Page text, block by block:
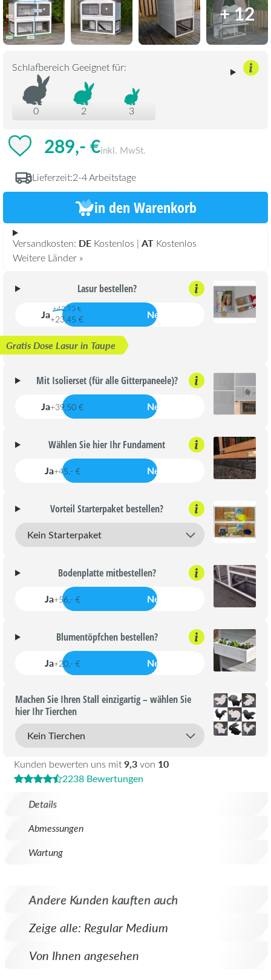
+ 12
Details
Abmessungen
Wartung
Schlafbereich Geeignet für:
0 2 3
289,- €inkl. MwSt.
Lieferzeit:2-4 Arbeitstage
in den Warenkorb
Versandkosten: DE Kostenlos | AT Kostenlos
Weitere Länder »
Kunden bewerten uns mit9,3von 10
2238 Bewertungen
Lasur bestellen?
Ja +42,95 €
+23,45 € Nein
Gratis Dose Lasur in Taupe
Mit Isolierset (für alle Gitterpaneele)?
Ja+39,50 € Nein
Wählen Sie hier Ihr Fundament
Ja+45,- € Nein
Vorteil Starterpaket bestellen?
Bodenplatte mitbestellen?
Ja+56,- € Nein
Blumentöpfchen bestellen?
Ja+20,- € Nein
Machen Sie Ihren Stall einzigartig – wählen Sie
hier Ihr Tierchen
Andere Kunden kauften auch
Zeige alle: Regular Medium
Von Ihnen angesehen